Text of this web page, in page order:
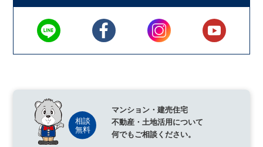
マンション・建売住宅
不動産・土地活用について
何でもご相談ください。